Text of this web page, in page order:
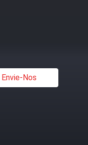
Envie-Nos